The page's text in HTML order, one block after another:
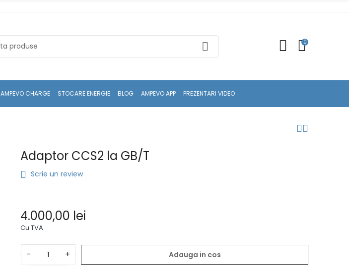
0
AMPEVO CHARGE STOCARE ENERGIE BLOG AMPEVO APP PREZENTARI VIDEO
Adaptor CCS2 la GB/T
Scrie un review
4.000,00 lei
Cu TVA
- + Adauga in cos